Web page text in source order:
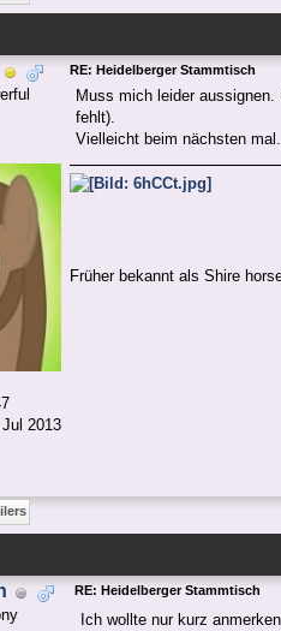
2013
RE: Heidelberger Stammtisch
Muss mich leider
fehlt).
Vielleicht beim nächsten mal.
Früher bekannt als Shire
RE: Heidelberger Stammtisch
Ich wollte nur kurz